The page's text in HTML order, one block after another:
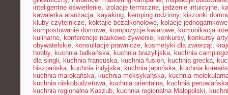
inteligentne oświetlenie, izolacje termiczne, jedzenie intuicyjne,
kawalerka aranżacja, kayaking, kemping rodzinny, kiszonki
kluby czytelnicze, koktajle bezalkoholowe, kolacje jednogarnkowe
kompostowanie domowe, kompozycje kwiatowe, komunikacja
kulinarne, konferencje naukowe żywienie, konkursy, konkursy
obywatelskie, konsultacje prawnicze, kosmetyki dla zwierząt,
hobby, kuchnia bałkańska, kuchnia brazylijska, kuchnia
dla singli, kuchnia francuska, kuchnia fusion, kuchnia grecka,
hiszpańska, kuchnia indyjska, kuchnia japońska, kuchnia
kuchnia marokańska, kuchnia meksykańska, kuchnia
kuchnia niskobudżetowa, kuchnia orientalna, kuchnia peruwiańska
kuchnia regionalna Kaszub, kuchnia regionalna Małopolski,